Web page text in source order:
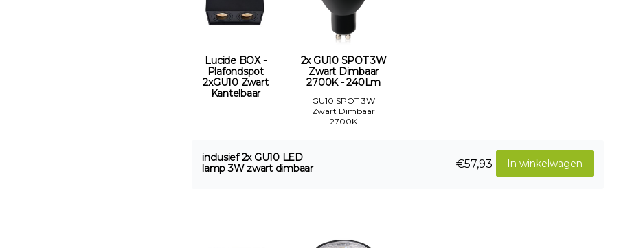
Lucide BOX -
Plafondspot
2xGU10 Zwart
Kantelbaar
2x GU10 SPOT 3W
Zwart Dimbaar
2700K - 240Lm
GU10 SPOT 3W
Zwart Dimbaar
2700K
inclusief 2x GU10 LED
lamp 3W zwart dimbaar
In winkelwagen
€57,93